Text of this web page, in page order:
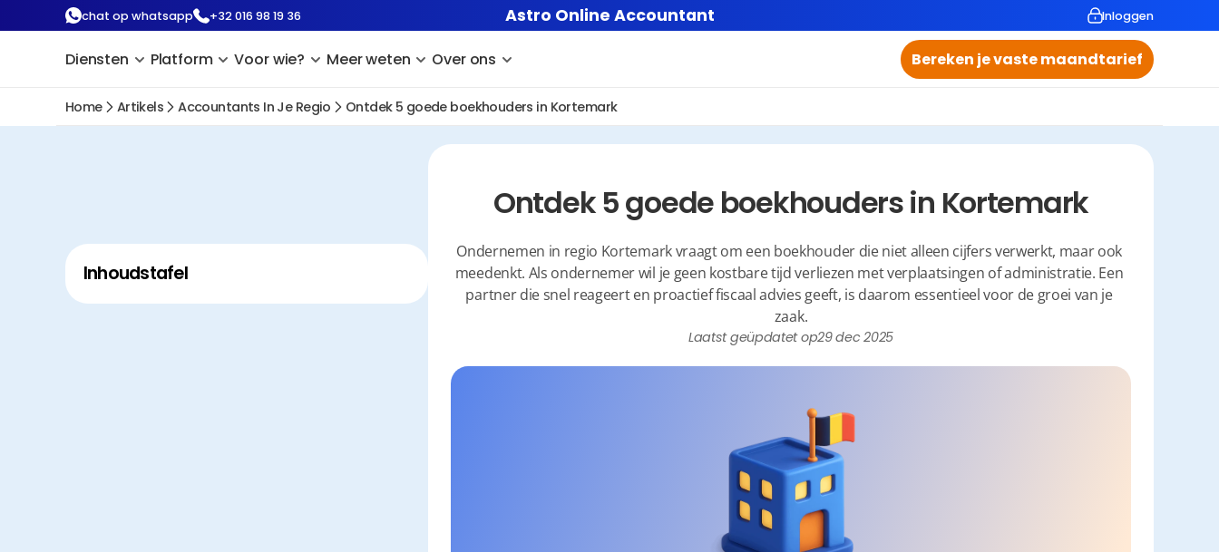
chat op whatsapp +32 016 98 19 36 Astro Online Accountant Inloggen
Diensten Platform Voor wie? Meer weten Over ons Bereken je vaste maandtarief
Home Artikels Accountants In Je Regio Ontdek 5 goede boekhouders in Kortemark
Inhoudstafel
Ontdek 5 goede boekhouders in Kortemark
Ondernemen in regio Kortemark vraagt om een boekhouder die niet alleen cijfers verwerkt, maar ook
meedenkt. Als ondernemer wil je geen kostbare tijd verliezen met verplaatsingen of administratie. Een
partner die snel reageert en proactief fiscaal advies geeft, is daarom essentieel voor de groei van je
zaak.
Laatst geüpdatet op29 dec 2025